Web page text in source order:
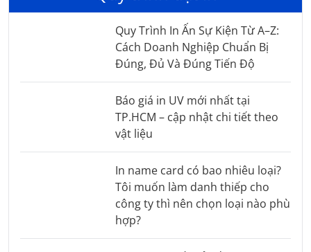
Quy Trình In Ấn Sự Kiện Từ A–Z:
Cách Doanh Nghiệp Chuẩn Bị
Đúng, Đủ Và Đúng Tiến Độ
Báo giá in UV mới nhất tại
TP.HCM – cập nhật chi tiết theo
vật liệu
In name card có bao nhiêu loại?
Tôi muốn làm danh thiếp cho
công ty thì nên chọn loại nào phù
hợp?